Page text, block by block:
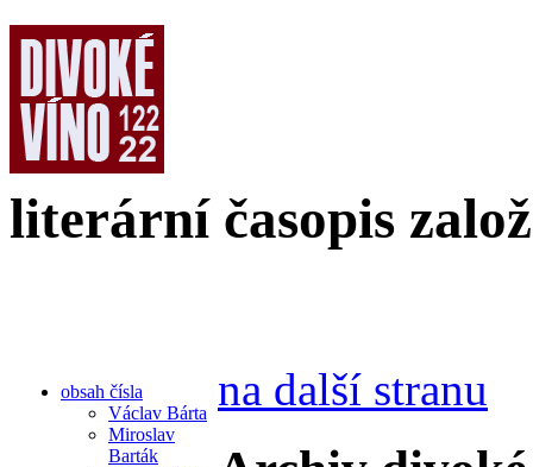
literární časopis
obsah čísla
Václav Bárta
Miroslav
Barták
na další stranu